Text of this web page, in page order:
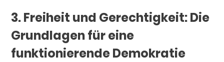
3. Freiheit und Gerechtigkeit: Die
Grundlagen für eine
funktionierende Demokratie